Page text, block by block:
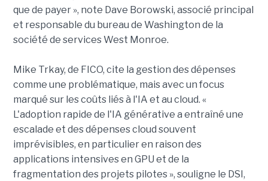
que de payer », note Dave Borowski, associé principal
et responsable du bureau de Washington de la
société de services West Monroe.
Mike Trkay, de FICO, cite la gestion des dépenses
comme une problématique, mais avec un focus
marqué sur les coûts liés à l'IA et au cloud. «
L'adoption rapide de l'IA générative a entraîné une
escalade et des dépenses cloud souvent
imprévisibles, en particulier en raison des
applications intensives en GPU et de la
fragmentation des projets pilotes », souligne le DSI,